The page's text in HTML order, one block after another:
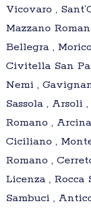
Vicovaro ,
Mazzano
Bellegra ,
Civitella San
Nemi ,
Sassola , Arsoli
Romano ,
Ciciliano ,
Romano ,
Licenza , Rocca
Sambuci ,